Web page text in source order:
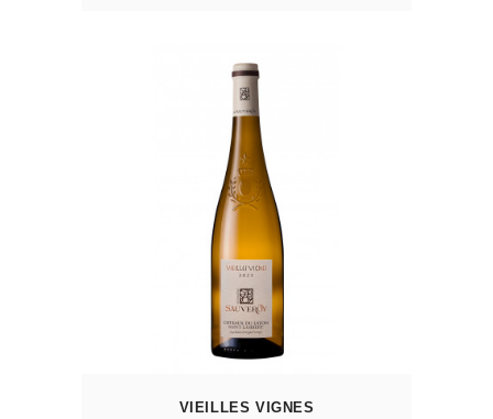
VIEILLES VIGNES